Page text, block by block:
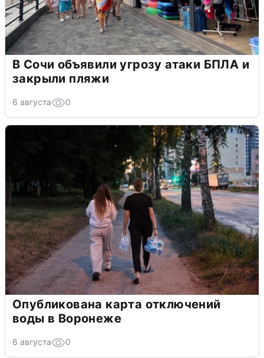
В Сочи объявили угрозу атаки БПЛА и
закрыли пляжи
6 августа 0
Опубликована карта отключений
воды в Воронеже
6 августа 0